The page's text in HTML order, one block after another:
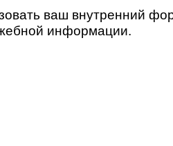
ваш внутренний
информации.